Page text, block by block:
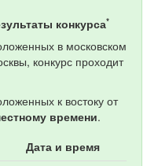
конкурса*
в московском
конкурс проходит
к востоку от
времени.
Дата и время